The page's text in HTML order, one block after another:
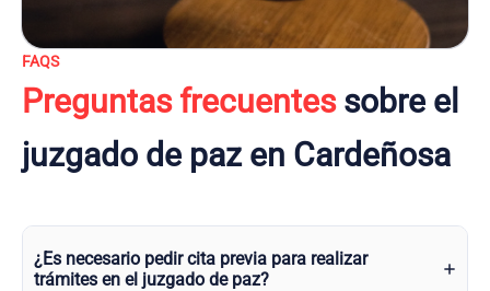
FAQS
Preguntas frecuentessobre el
juzgado de paz en Cardeñosa
¿Es necesario pedir cita previa para realizar
trámites en el juzgado de paz?